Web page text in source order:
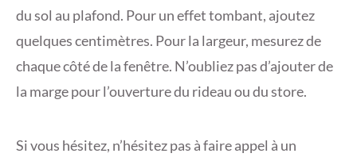
du sol au plafond. Pour un effet tombant, ajoutez
quelques centimètres. Pour la largeur, mesurez de
chaque côté de la fenêtre. N’oubliez pas d’ajouter de
la marge pour l’ouverture du rideau ou du store.
Si vous hésitez, n’hésitez pas à faire appel à un